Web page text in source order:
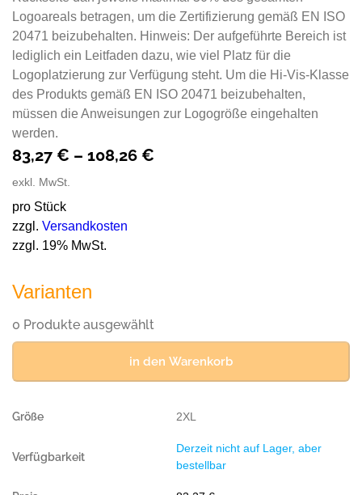
Logoareals betragen, um die Zertifizierung gemäß EN ISO
20471 beizubehalten. Hinweis: Der aufgeführte Bereich ist
lediglich ein Leitfaden dazu, wie viel Platz für die
Logoplatzierung zur Verfügung steht. Um die Hi-Vis-Klasse
des Produkts gemäß EN ISO 20471 beizubehalten,
müssen die Anweisungen zur Logogröße eingehalten
werden.
83,27 € – 108,26 €
exkl. MwSt.
pro Stück
zzgl. Versandkosten
zzgl. 19% MwSt.
Varianten
0 Produkte ausgewählt
in den Warenkorb
2XL
Derzeit nicht auf Lager, aber
bestellbar